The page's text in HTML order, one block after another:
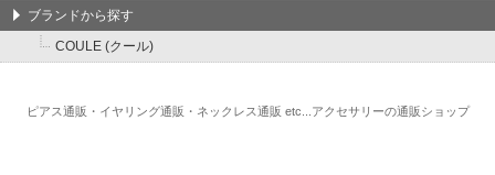
ブランドから探す
COULE (クール)
ピアス通販・イヤリング通販・ネックレス通販 etc...アクセサリーの通販ショップ